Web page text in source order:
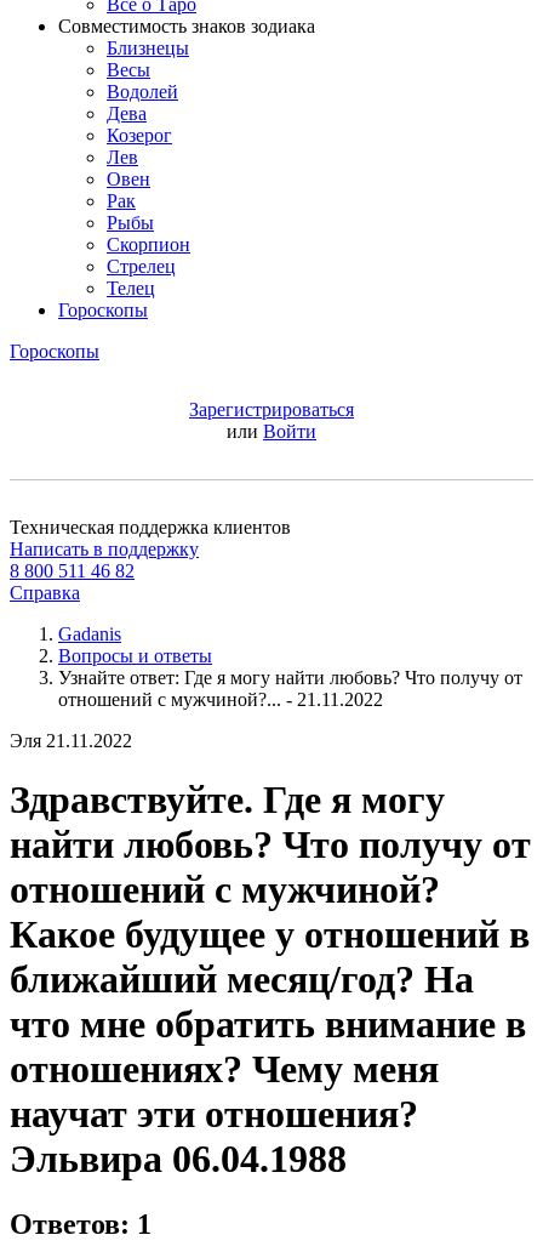
Все о Таро
Совместимость знаков зодиака
Близнецы
Весы
Водолей
Дева
Козерог
Лев
Овен
Рак
Рыбы
Скорпион
Стрелец
Телец
Гороскопы
Гороскопы
Зарегистрироваться
или Войти
Техническая поддержка клиентов
Написать в поддержку
8 800 511 46 82
Справка
Gadanis
Вопросы и ответы
Узнайте ответ: Где я могу найти любовь? Что получу от
отношений с мужчиной?... - 21.11.2022
Эля 21.11.2022
Здравствуйте. Где я могу
найти любовь? Что получу от
отношений с мужчиной?
Какое будущее у отношений в
ближайший месяц/год? На
что мне обратить внимание в
отношениях? Чему меня
научат эти отношения?
Эльвира 06.04.1988
Ответов: 1